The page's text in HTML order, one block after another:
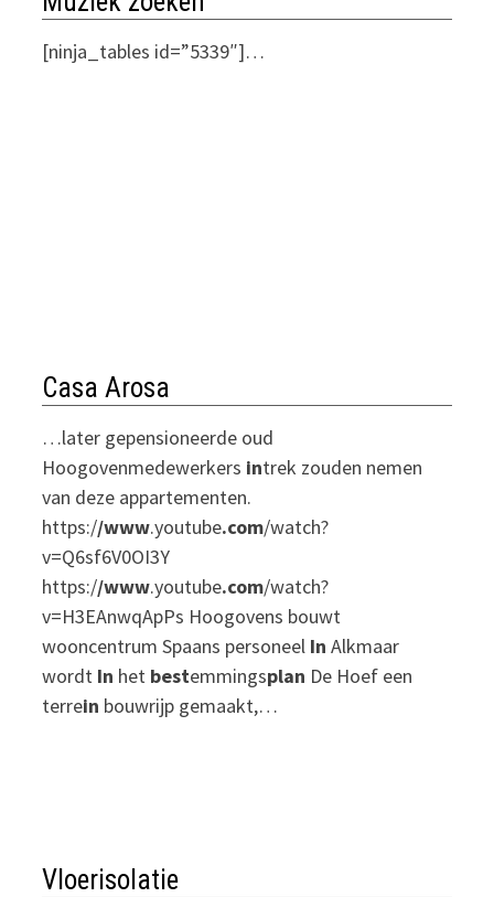
[ninja_tables id=”5339″]…
Casa Arosa
…later gepensioneerde oud
Hoogovenmedewerkers intrek zouden nemen
van deze appartementen.
https://www.youtube.com/watch?
v=Q6sf6V0OI3Y
https://www.youtube.com/watch?
v=H3EAnwqApPs Hoogovens bouwt
wooncentrum Spaans personeel In Alkmaar
wordt In het bestemmingsplan De Hoef een
terrein bouwrijp gemaakt,…
Vloerisolatie